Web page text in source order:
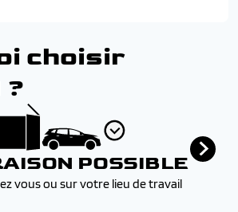
choisir
POSSIBLE
vous ou sur votre lieu de travail